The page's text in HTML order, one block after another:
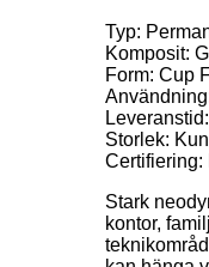
Typ:
Komposit:
Form: Cup
Storlek:
Certifiering:
Stark
kontor,